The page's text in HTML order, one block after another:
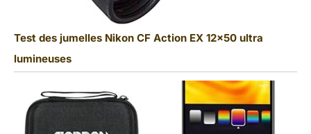
Test des jumelles Nikon CF Action EX 12×50 ultra
lumineuses